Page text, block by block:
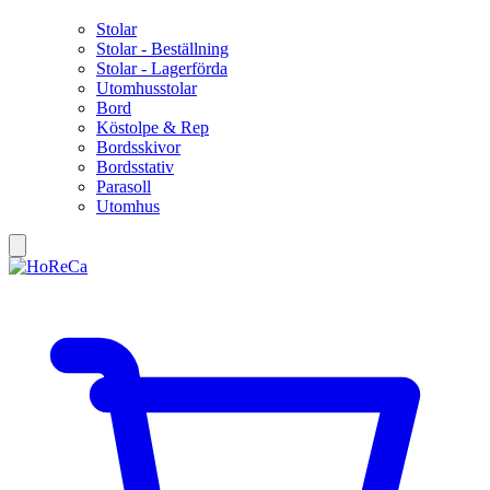
Stolar
Stolar - Beställning
Stolar - Lagerförda
Utomhusstolar
Bord
Köstolpe & Rep
Bordsskivor
Bordsstativ
Parasoll
Utomhus